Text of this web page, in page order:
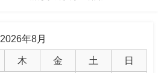
2026年8月
木 金 土 日